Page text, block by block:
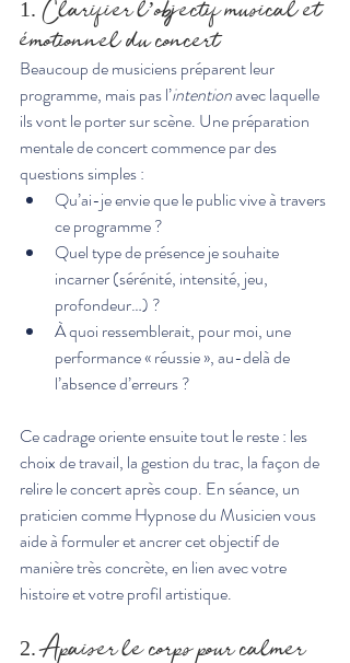
1. Clarifier l’objectif musical et
émotionnel du concert
Beaucoup de musiciens préparent leur
programme, mais pas l’intention avec laquelle
ils vont le porter sur scène. Une préparation
mentale de concert commence par des
questions simples :
Qu’ai-je envie que le public vive à travers
ce programme ?
Quel type de présence je souhaite
incarner (sérénité, intensité, jeu,
profondeur…) ?
À quoi ressemblerait, pour moi, une
performance « réussie », au-delà de
l’absence d’erreurs ?
Ce cadrage oriente ensuite tout le reste : les
choix de travail, la gestion du trac, la façon de
relire le concert après coup. En séance, un
praticien comme Hypnose du Musicien vous
aide à formuler et ancrer cet objectif de
manière très concrète, en lien avec votre
histoire et votre profil artistique.
2. Apaiser le corps pour calmer